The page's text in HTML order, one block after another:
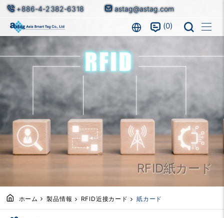
+886-4-2382-6318 astag@astag.com
0
RFID紙カード
ホーム 製品情報 RFID近接カード 紙カード